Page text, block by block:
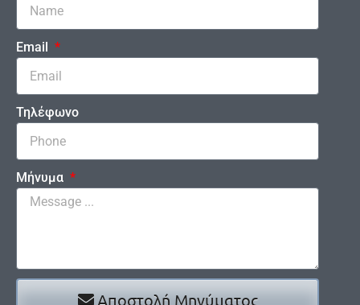
Email
Τηλέφωνο
Μήνυμα
Αποστολή Μηνύματος